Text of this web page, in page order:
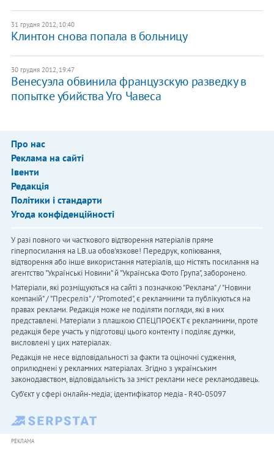
31 грудня 2012, 10:40
Клинтон снова попала в больницу
30 грудня 2012, 19:47
Венесуэла обвинила французскую разведку в
попытке убийства Уго Чавеса
Про нас
Реклама на сайті
Івенти
Редакція
Політики і стандарти
Угода конфіденційності
У разі повного чи часткового відтворення матеріалів пряме
гіперпосилання на LB.ua обов'язкове! Передрук, копіювання,
відтворення або інше використання матеріалів, що містять посилання на
агентство "Українськi Новини" й "Українська Фото Група", заборонено.
Матеріали, які розміщуються на сайті з позначкою "Реклама" / "Новини
компаній" / "Пресреліз" / "Promoted", є рекламними та публікуються на
правах реклами. Редакція може не поділяти погляди, які в них
представлені. Матеріали з плашкою СПЕЦПРОЄКТ є рекламними, проте
редакція бере участь у підготовці цього контенту і поділяє думки,
висловлені у цих матеріалах.
Редакція не несе відповідальності за факти та оціночні судження,
оприлюднені у рекламних матеріалах. Згідно з українським
законодавством, відповідальність за зміст реклами несе рекламодавець.
Cуб'єкт у сфері онлайн-медіа; ідентифікатор медіа - R40-05097
РЕКЛАМА